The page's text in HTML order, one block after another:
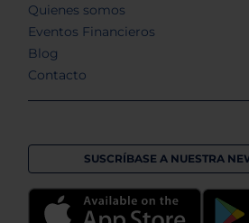
Quienes somos
Eventos Financieros
Blog
Contacto
SUSCRÍBASE A NUESTRA